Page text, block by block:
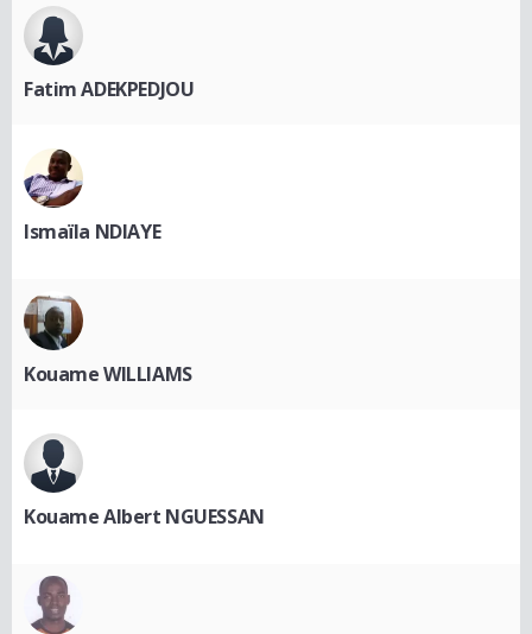
Fatim ADEKPEDJOU
Ismaïla NDIAYE
Kouame WILLIAMS
Kouame Albert NGUESSAN